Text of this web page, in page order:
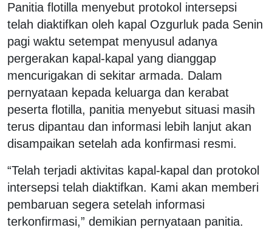
Panitia flotilla menyebut protokol intersepsi
telah diaktifkan oleh kapal Ozgurluk pada Senin
pagi waktu setempat menyusul adanya
pergerakan kapal-kapal yang dianggap
mencurigakan di sekitar armada. Dalam
pernyataan kepada keluarga dan kerabat
peserta flotilla, panitia menyebut situasi masih
terus dipantau dan informasi lebih lanjut akan
disampaikan setelah ada konfirmasi resmi.
“Telah terjadi aktivitas kapal-kapal dan protokol
intersepsi telah diaktifkan. Kami akan memberi
pembaruan segera setelah informasi
terkonfirmasi,” demikian pernyataan panitia.